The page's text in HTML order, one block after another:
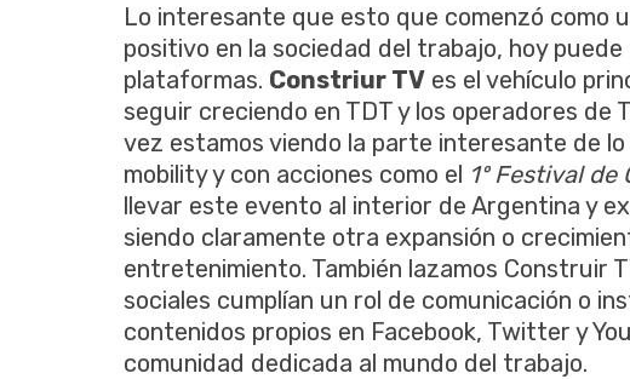
Lo interesante que esto que comenzó como
positivo en la sociedad del trabajo, hoy
plataformas. Constriur TV es el vehículo
seguir creciendo en TDT y los operadores de
vez estamos viendo la parte interesante de
mobility y con acciones como el 1º Festival de
llevar este evento al interior de Argentina y
siendo claramente otra expansión o
entretenimiento. También lazamos Construir
sociales cumplían un rol de comunicación o
contenidos propios en Facebook, Twitter y
comunidad dedicada al mundo del trabajo.